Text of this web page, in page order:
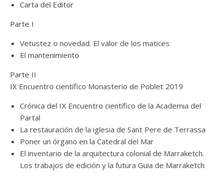
Carta del Editor
Parte I
Vetustez o novedad. El valor de los matices
El mantenimiento
Parte II
IX Encuentro científico Monasterio de Poblet 2019
Crónica del IX Encuentro científico de la Academia del
Partal
La restauración de la iglesia de Sant Pere de Terrassa
Poner un órgano en la Catedral del Mar
El inventario de la arquitectura colonial de Marraketch.
Los trabajos de edición y la futura Guia de Marraketch